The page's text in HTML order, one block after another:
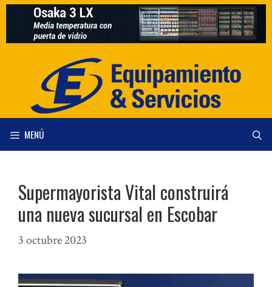
Saltar
contenido
MENÚ
Supermayorista Vital construirá
una nueva sucursal en Escobar
3 octubre 2023